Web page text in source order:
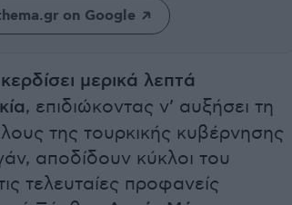
on Google
μερικά λεπτά
, επιδιώκοντας ν’ αυξήσει τη
της τουρκικής κυβέρνησης
αποδίδουν κύκλοι του
τελευταίες προφανείς